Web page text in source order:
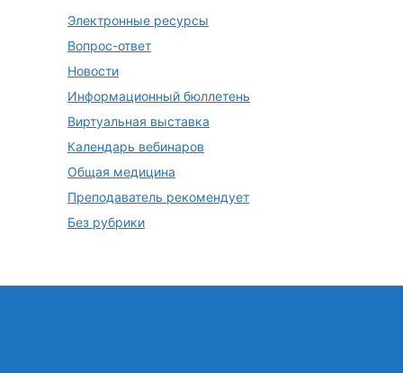
Электронные ресурсы
Вопрос-ответ
Новости
Информационный бюллетень
Виртуальная выставка
Календарь вебинаров
Общая медицина
Преподаватель рекомендует
Без рубрики